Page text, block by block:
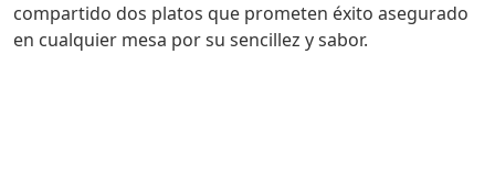
compartido dos platos que prometen éxito asegurado
en cualquier mesa por su sencillez y sabor.